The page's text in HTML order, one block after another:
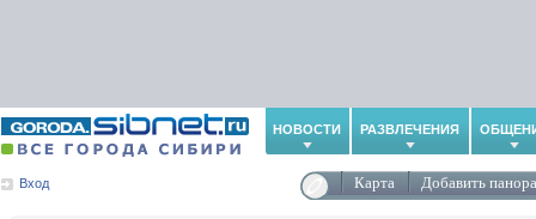
НОВОСТИ РАЗВЛЕЧЕНИЯ
Вход Карта Добавить